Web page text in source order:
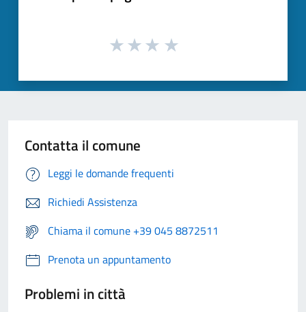
Contatta il comune
Leggi le domande frequenti
Richiedi Assistenza
Chiama il comune +39 045 8872511
Prenota un appuntamento
Problemi in città